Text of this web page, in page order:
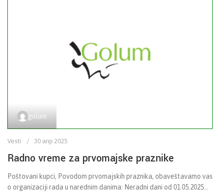
golum
Vesti 30 апр 2025
Radno vreme za prvomajske praznike
Poštovani kupci, Povodom prvomajskih praznika, obaveštavamo vas
o organizaciji rada u narednim danima: Neradni dani od 01.05.2025...